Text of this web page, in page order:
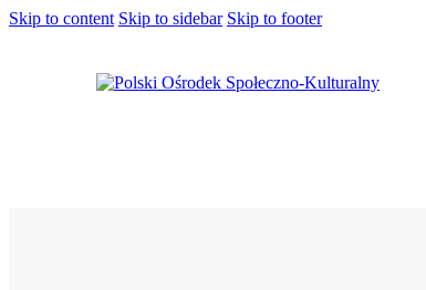
Skip to content Skip to sidebar Skip to footer